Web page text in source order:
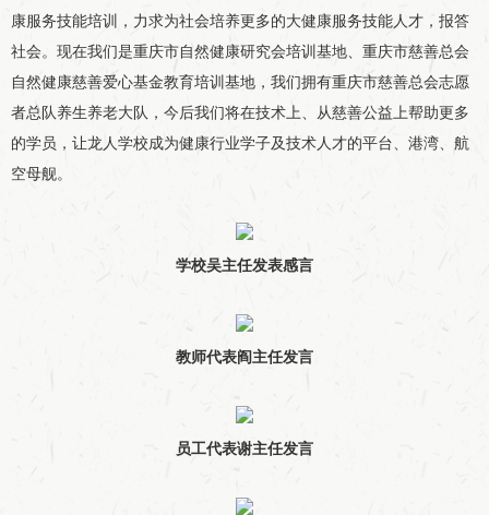
康服务技能培训，力求为社会培养更多的大健康服务技能人才，报答
社会。现在我们是重庆市自然健康研究会培训基地、重庆市慈善总会
自然健康慈善爱心基金教育培训基地，我们拥有重庆市慈善总会志愿
者总队养生养老大队，今后我们将在技术上、从慈善公益上帮助更多
的学员，让龙人学校成为健康行业学子及技术人才的平台、港湾、航
空母舰。
学校吴主任发表感言
教师代表阎主任发言
员工代表谢主任发言